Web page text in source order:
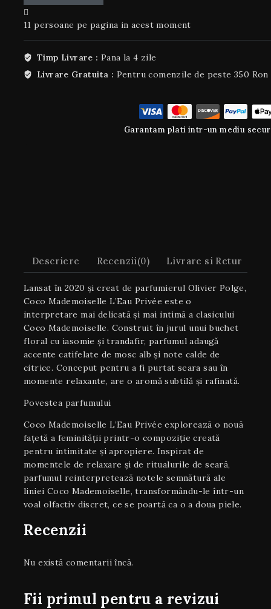
11 persoane pe pagina in acest moment
Timp Livrare : Pana la 4 zile
Livrare Gratuita : Pentru comenzile de peste 350 Ron
Garantam plati intr-un mediu
Descriere Recenzii(0) Livrare si Retur
Lansat în 2020 și creat de parfumierul Olivier Polge,
Coco Mademoiselle L’Eau Privée este o
interpretare mai delicată și mai intimă a clasicului
Coco Mademoiselle. Construit în jurul unui buchet
floral cu iasomie și trandafir, parfumul adaugă
accente catifelate de mosc alb și note calde de
citrice. Conceput pentru a fi purtat seara sau în
momente relaxante, are o aromă subtilă și rafinată.
Povestea parfumului
Coco Mademoiselle L’Eau Privée explorează o nouă
fațetă a feminității printr-o compoziție creată
pentru intimitate și apropiere. Inspirat de
momentele de relaxare și de ritualurile de seară,
parfumul reinterpretează notele semnătură ale
liniei Coco Mademoiselle, transformându-le într-un
voal olfactiv discret, ce se poartă ca o a doua piele.
Recenzii
Nu există comentarii încă.
Fii primul pentru a revizui